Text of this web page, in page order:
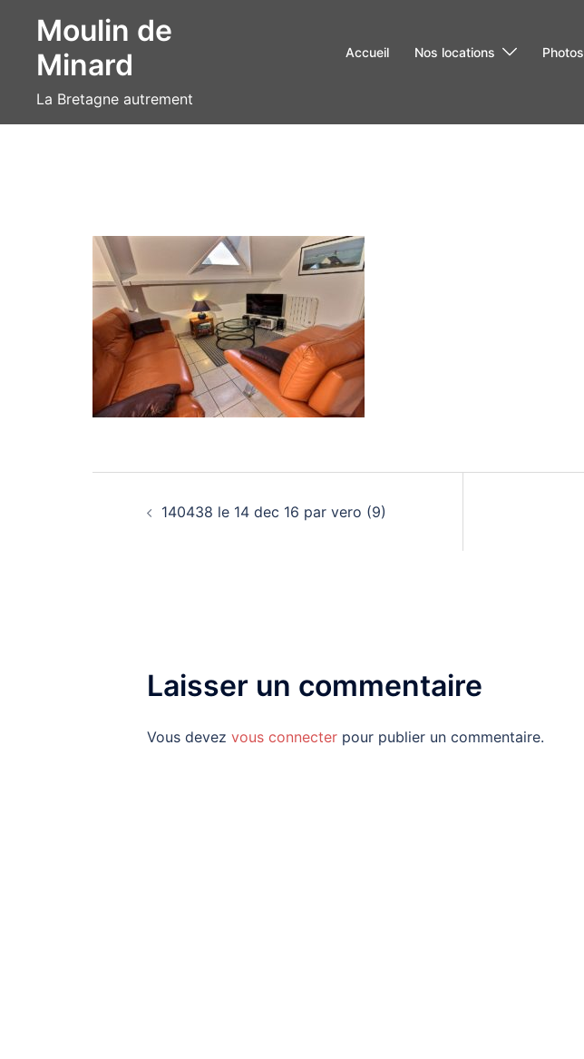
contenu
Moulin de
Minard
La Bretagne autrement
Accueil Nos locations Photos
140438 le 14 dec 16 par vero (9)
Laisser un commentaire
Vous devez vous connecter pour publier un commentaire.